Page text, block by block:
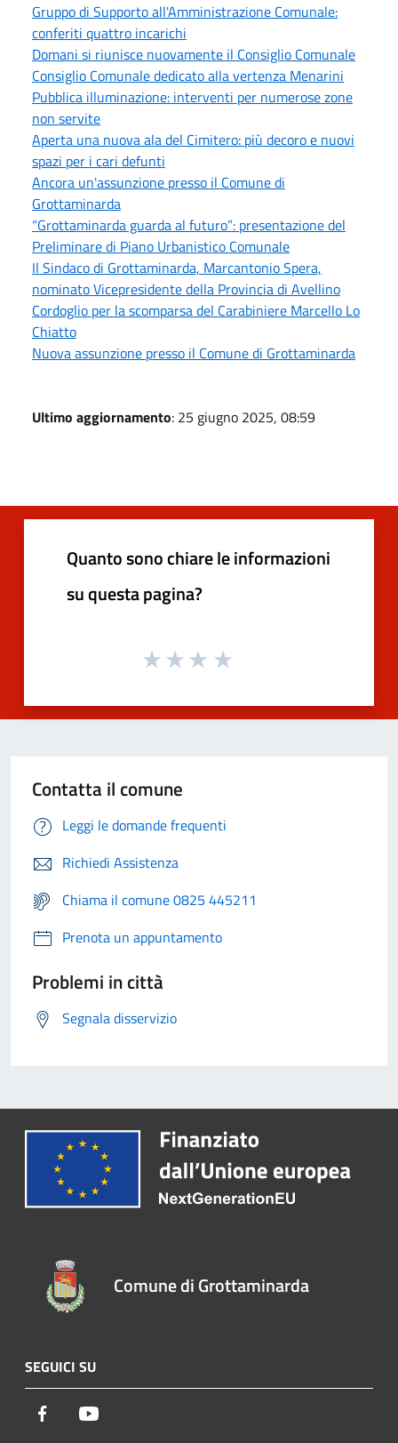
Gruppo di Supporto all'Amministrazione Comunale:
conferiti quattro incarichi
Domani si riunisce nuovamente il Consiglio Comunale
Consiglio Comunale dedicato alla vertenza Menarini
Pubblica illuminazione: interventi per numerose zone
non servite
Aperta una nuova ala del Cimitero: più decoro e nuovi
spazi per i cari defunti
Ancora un'assunzione presso il Comune di
Grottaminarda
“Grottaminarda guarda al futuro”: presentazione del
Preliminare di Piano Urbanistico Comunale
Il Sindaco di Grottaminarda, Marcantonio Spera,
nominato Vicepresidente della Provincia di Avellino
Cordoglio per la scomparsa del Carabiniere Marcello Lo
Chiatto
Nuova assunzione presso il Comune di Grottaminarda
Ultimo aggiornamento: 25 giugno 2025, 08:59
Quanto sono chiare le informazioni
su questa pagina?
Contatta il comune
Leggi le domande frequenti
Richiedi Assistenza
Chiama il comune 0825 445211
Prenota un appuntamento
Problemi in città
Segnala disservizio
Comune di Grottaminarda
SEGUICI SU
Facebook